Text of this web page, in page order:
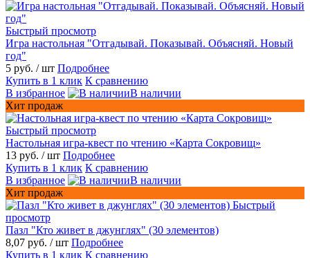
Быстрый просмотр
Игра настольная "Отгадывай. Показывай. Объясняй. Новый
год"
5 руб. / шт Подробнее
Купить в 1 клик К сравнению
В избранное
В наличии
Хит продаж
Быстрый просмотр
Настольная игра-квест по чтению «Карта Сокровищ»
13 руб. / шт Подробнее
Купить в 1 клик К сравнению
В избранное
В наличии
Хит продаж
Быстрый
просмотр
Пазл "Кто живет в джунглях" (30 элементов)
8,07 руб. / шт Подробнее
Купить в 1 клик К сравнению